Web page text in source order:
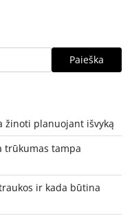
Paieška
žinoti planuojant išvyką
trūkumas tampa
ir kada būtina